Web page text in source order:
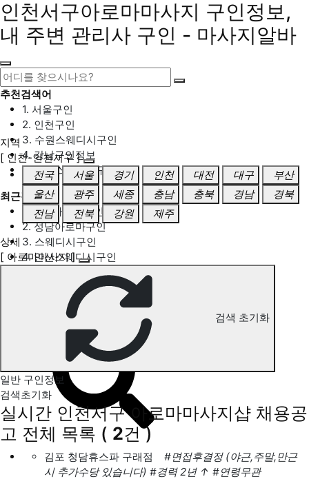
인천서구아로마마사지 구인정보,
내 주변 관리사 구인 - 마사지알바
추천검색어
1. 서울구인
2. 인천구인
3. 수원스웨디시구인
4. 강남구인정보
5. 동탄스웨디시구인
최근검색어
1. 일산마사지구인
2. 성남아로마구인
3. 스웨디시구인
4. 안산스웨디시구인
인천서구 아로마마사지 구인정보
지역
[ 인천-인천서구 ]
전국
서울 경기 인천 대전 대구
부산
울산
광주 세종 충남 충북 경남
경북
전남
전북 강원 제주
상세
[ 아로마마사지 ]
검색 초기화
일반 구인정보
검색초기화
실시간 인천서구 아로마마사지샵 채용공
고 전체 목록 ( 2건 )
김포 청담휴스파 구래점
#면접후결정 (야근,주말,만근
시 추가수당 있습니다) #경력 2년 ↑ #연령무관